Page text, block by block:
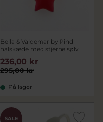
Bella & Valdemar by Pind
halskæde med stjerne sølv
295,00 kr
236,00 kr
På lager
SALE